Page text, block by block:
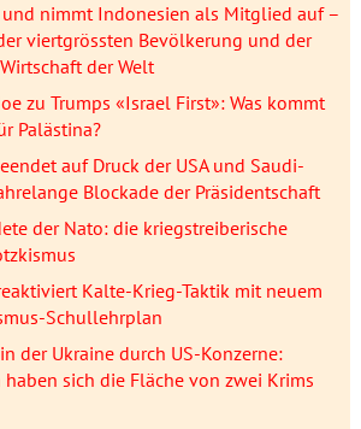
und nimmt Indonesien als Mitglied auf –
viertgrössten Bevölkerung und der
der Welt
zu Trumps «Israel First»: Was kommt
Palästina?
auf Druck der USA und Saudi-
Blockade der Präsidentschaft
der Nato: die kriegstreiberische
Kalte-Krieg-Taktik mit neuem
Schullehrplan
der Ukraine durch US-Konzerne:
haben sich die Fläche von zwei Krims